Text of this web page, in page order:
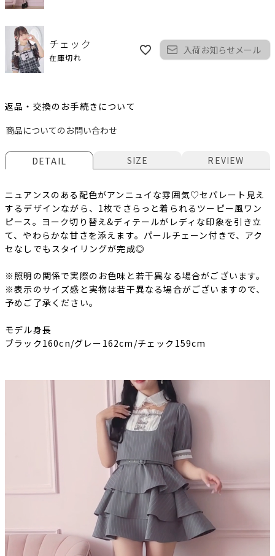
チェック
在庫切れ
入荷お知らせメール
返品・交換のお手続きについて
商品についてのお問い合わせ
DETAIL SIZE REVIEW
ニュアンスのある配色がアンニュイな雰囲気♡セパレート見え
するデザインながら、1枚でさらっと着られるツーピー風ワン
ピース。ヨーク切り替え&ディテールがレディな印象を引き立
て、やわらかな甘さを添えます。パールチェーン付きで、アク
セなしでもスタイリングが完成◎
※照明の関係で実際のお色味と若干異なる場合がございます。
※表示のサイズ感と実物は若干異なる場合がございますので、
予めご了承ください。
モデル身長
ブラック160cn/グレー162cm/チェック159cm